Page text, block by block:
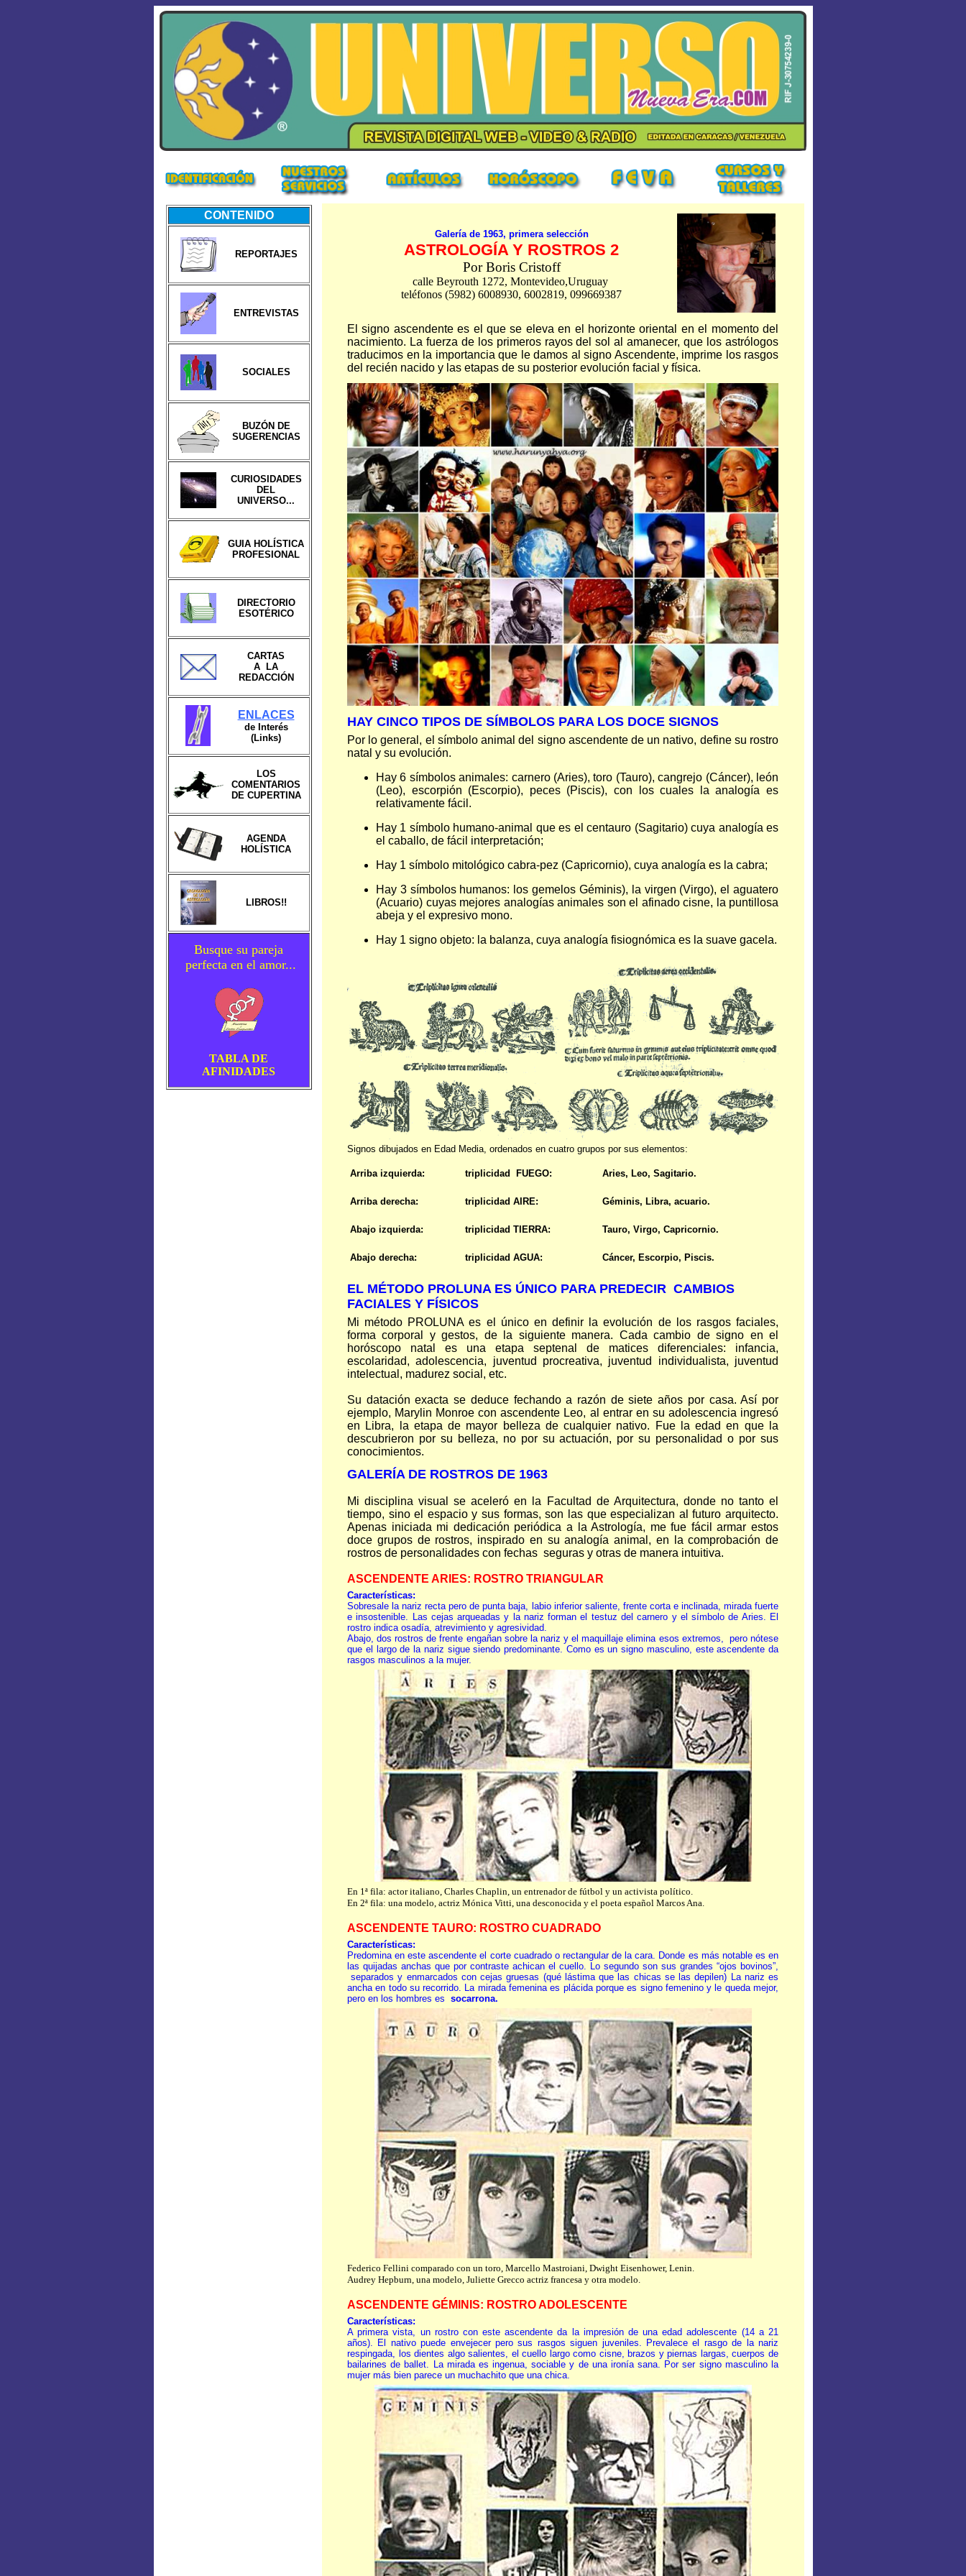
CONTENIDO
REPORTAJES
ENTREVISTAS
SOCIALES
BUZÓN DE
SUGERENCIAS
CURIOSIDADES
DEL
UNIVERSO...
GUIA HOLÍSTICA
PROFESIONAL
DIRECTORIO
ESOTÉRICO
CARTAS
A LA
REDACCIÓN
ENLACES
de Interés
(Links)
LOS
COMENTARIOS
DE CUPERTINA
AGENDA
HOLÍSTICA
LIBROS!!
Busque su pareja
perfecta en el amor...
TABLA DE
AFINIDADES
Galería de 1963, primera selección
ASTROLOGÍA Y ROSTROS 2
Por Boris Cristoff
calle Beyrouth 1272, Montevideo,Uruguay
teléfonos (5982) 6008930, 6002819, 099669387
El signo ascendente es el que se eleva en el horizonte oriental en el momento del
nacimiento. La fuerza de los primeros rayos del sol al amanecer, que los astrólogos
traducimos en la importancia que le damos al signo Ascendente, imprime los rasgos
del recién nacido y las etapas de su posterior evolución facial y física.
HAY CINCO TIPOS DE SÍMBOLOS PARA LOS DOCE SIGNOS
Por lo general, el símbolo animal del signo ascendente de un nativo, define su rostro
natal y su evolución.
Hay 6 símbolos animales: carnero (Aries), toro (Tauro), cangrejo (Cáncer), león
(Leo), escorpión (Escorpio), peces (Piscis), con los cuales la analogía es
relativamente fácil.
Hay 1 símbolo humano-animal que es el centauro (Sagitario) cuya analogía es
el caballo, de fácil interpretación;
Hay 1 símbolo mitológico cabra-pez (Capricornio), cuya analogía es la cabra;
Hay 3 símbolos humanos: los gemelos Géminis), la virgen (Virgo), el aguatero
(Acuario) cuyas mejores analogías animales son el afinado cisne, la puntillosa
abeja y el expresivo mono.
Hay 1 signo objeto: la balanza, cuya analogía fisiognómica es la suave gacela.
Signos dibujados en Edad Media, ordenados en cuatro grupos por sus elementos:
Arriba izquierda: triplicidad FUEGO: Aries, Leo, Sagitario.
Arriba derecha: triplicidad AIRE: Géminis, Libra, acuario.
Abajo izquierda: triplicidad TIERRA: Tauro, Virgo, Capricornio.
Abajo derecha: triplicidad AGUA: Cáncer, Escorpio, Piscis.
EL MÉTODO PROLUNA ES ÚNICO PARA PREDECIR CAMBIOS
FACIALES Y FÍSICOS
Mi método PROLUNA es el único en definir la evolución de los rasgos faciales,
forma corporal y gestos, de la siguiente manera. Cada cambio de signo en el
horóscopo natal es una etapa septenal de matices diferenciales: infancia,
escolaridad, adolescencia, juventud procreativa, juventud individualista, juventud
intelectual, madurez social, etc.
Su datación exacta se deduce fechando a razón de siete años por casa. Así por
ejemplo, Marylin Monroe con ascendente Leo, al entrar en su adolescencia ingresó
en Libra, la etapa de mayor belleza de cualquier nativo. Fue la edad en que la
descubrieron por su belleza, no por su actuación, por su personalidad o por sus
conocimientos.
GALERÍA DE ROSTROS DE 1963
Mi disciplina visual se aceleró en la Facultad de Arquitectura, donde no tanto el
tiempo, sino el espacio y sus formas, son las que especializan al futuro arquitecto.
Apenas iniciada mi dedicación periódica a la Astrología, me fue fácil armar estos
doce grupos de rostros, inspirado en su analogía animal, en la comprobación de
rostros de personalidades con fechas seguras y otras de manera intuitiva.
ASCENDENTE ARIES: ROSTRO TRIANGULAR
Características:
Sobresale la nariz recta pero de punta baja, labio inferior saliente, frente corta e inclinada, mirada fuerte
e insostenible. Las cejas arqueadas y la nariz forman el testuz del carnero y el símbolo de Aries. El
rostro indica osadía, atrevimiento y agresividad.
Abajo, dos rostros de frente engañan sobre la nariz y el maquillaje elimina esos extremos, pero nótese
que el largo de la nariz sigue siendo predominante. Como es un signo masculino, este ascendente da
rasgos masculinos a la mujer.
En 1ª fila: actor italiano, Charles Chaplin, un entrenador de fútbol y un activista político.
En 2ª fila: una modelo, actriz Mónica Vitti, una desconocida y el poeta español Marcos Ana.
ASCENDENTE TAURO: ROSTRO CUADRADO
Características:
Predomina en este ascendente el corte cuadrado o rectangular de la cara. Donde es más notable es en
las quijadas anchas que por contraste achican el cuello. Lo segundo son sus grandes “ojos bovinos”,
separados y enmarcados con cejas gruesas (qué lástima que las chicas se las depilen) La nariz es
ancha en todo su recorrido. La mirada femenina es plácida porque es signo femenino y le queda mejor,
pero en los hombres es socarrona.
Federico Fellini comparado con un toro, Marcello Mastroiani, Dwight Eisenhower, Lenin.
Audrey Hepburn, una modelo, Juliette Grecco actriz francesa y otra modelo.
ASCENDENTE GÉMINIS: ROSTRO ADOLESCENTE
Características:
A primera vista, un rostro con este ascendente da la impresión de una edad adolescente (14 a 21
años). El nativo puede envejecer pero sus rasgos siguen juveniles. Prevalece el rasgo de la nariz
respingada, los dientes algo salientes, el cuello largo como cisne, brazos y piernas largas, cuerpos de
bailarines de ballet. La mirada es ingenua, sociable y de una ironía sana. Por ser signo masculino la
mujer más bien parece un muchachito que una chica.